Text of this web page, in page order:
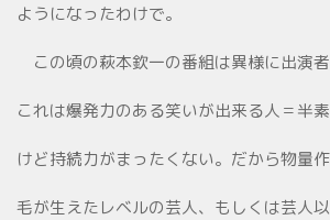
ようになったわけで。
この頃の萩本欽一の番組は異様に出演者
これは爆発力のある笑いが出来る人＝半
けど持続力がまったくない。だから物量
毛が生えたレベルの芸人、もしくは芸人